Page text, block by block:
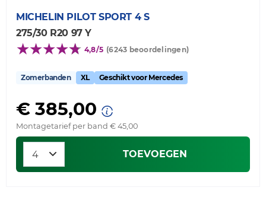
MICHELIN PILOT SPORT 4 S
275/30 R20 97 Y
4,8/5 (6243 beoordelingen)
Zomerbanden XL Geschikt voor Mercedes
€ 385,00
Montagetarief per band € 45,00
TOEVOEGEN